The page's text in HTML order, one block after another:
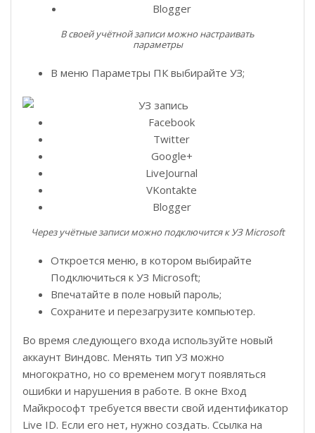
Blogger
В своей учётной записи можно настраивать
параметры
В меню Параметры ПК выбирайте УЗ;
Facebook
Twitter
Google+
LiveJournal
VKontakte
Blogger
Через учётные записи можно подключится к УЗ Microsoft
Откроется меню, в котором выбирайте
Подключиться к УЗ Microsoft;
Впечатайте в поле новый пароль;
Сохраните и перезагрузите компьютер.
Во время следующего входа используйте новый
аккаунт Виндовс. Менять тип УЗ можно
многократно, но со временем могут появляться
ошибки и нарушения в работе. В окне Вход
Майкрософт требуется ввести свой идентификатор
Live ID. Если его нет, нужно создать. Ссылка на